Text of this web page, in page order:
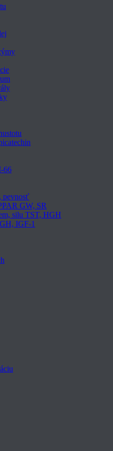
66
pevnosť
GW, SR
silu TST, HGH
IGF-1